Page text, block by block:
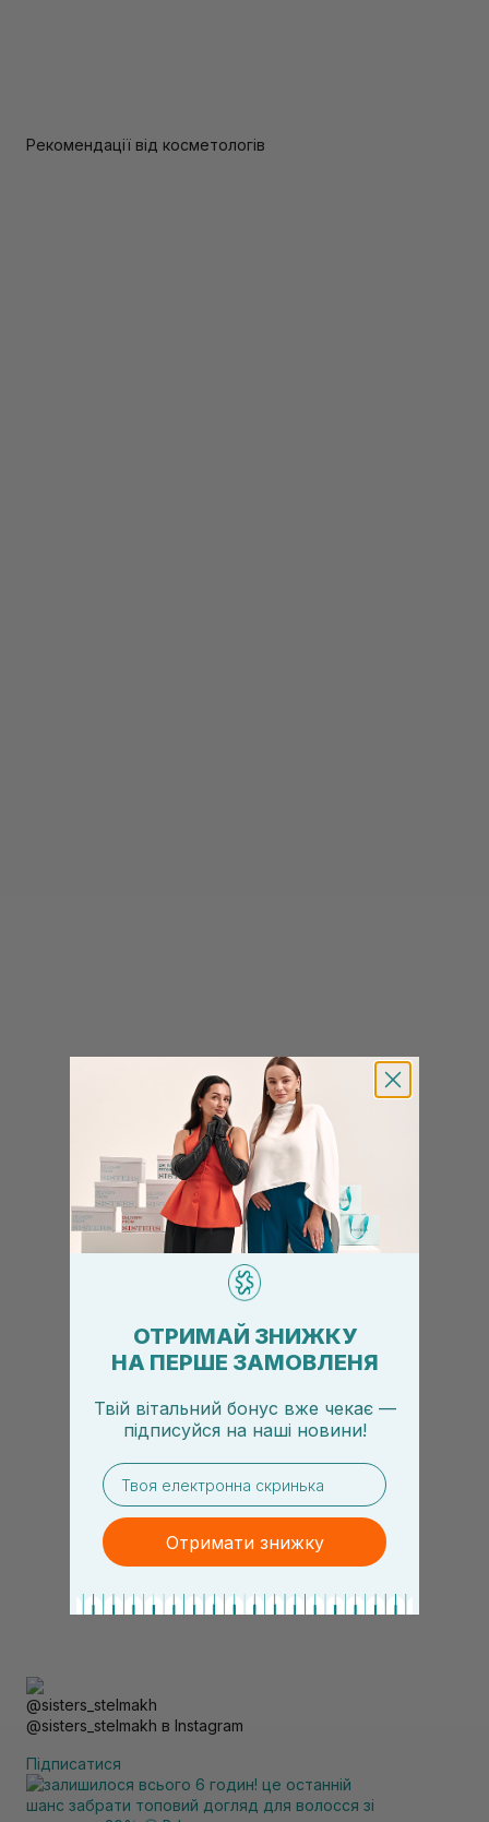
Рекомендації від косметологів
@sisters_stelmakh в Instagram
Підписатися
ОТРИМАЙ ЗНИЖКУ
НА ПЕРШЕ ЗАМОВЛЕНЯ
Твій вітальний бонус вже чекає —
підписуйся на наші новини!
email
Отримати знижку